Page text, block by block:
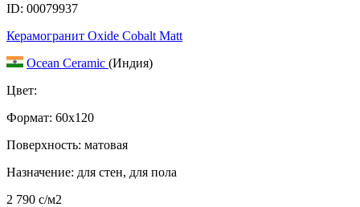
ID: 00079937
Керамогранит Oxide Cobalt Matt
Ocean Ceramic (Индия)
Цвет:
Формат: 60x120
Поверхность: матовая
Назначение: для стен, для пола
2 790 c/м2